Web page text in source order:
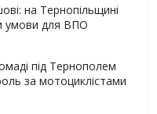
на Тернопільщині
умови для ВПО
під Тернополем
за мотоциклістами